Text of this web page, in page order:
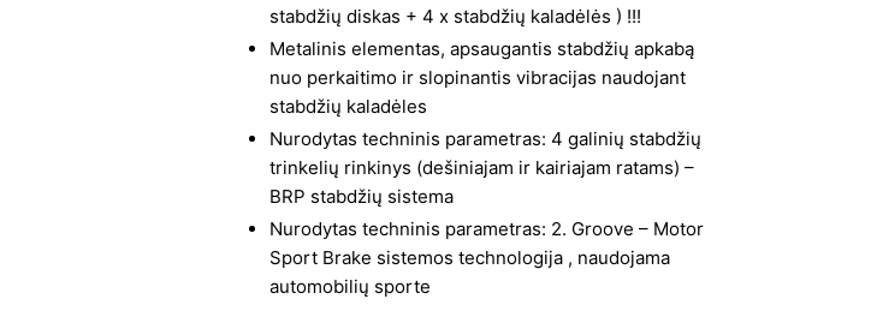
stabdžių diskas + 4 x stabdžių kaladėlės ) !!!
Metalinis elementas, apsaugantis stabdžių apkabą
nuo perkaitimo ir slopinantis vibracijas naudojant
stabdžių kaladėles
Nurodytas techninis parametras: 4 galinių stabdžių
trinkelių rinkinys (dešiniajam ir kairiajam ratams) –
BRP stabdžių sistema
Nurodytas techninis parametras: 2. Groove – Motor
Sport Brake sistemos technologija , naudojama
automobilių sporte